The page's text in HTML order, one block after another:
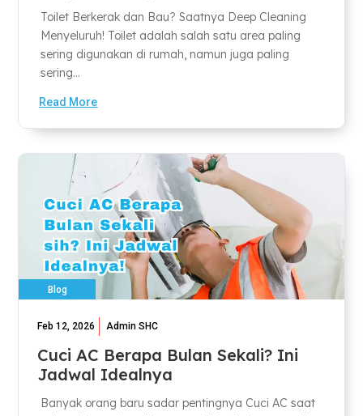
Toilet Berkerak dan Bau? Saatnya Deep Cleaning
Menyeluruh! Toilet adalah salah satu area paling
sering digunakan di rumah, namun juga paling
sering...
Read More
Blog
Feb 12, 2026 Admin SHC
Cuci AC Berapa Bulan Sekali? Ini
Jadwal Idealnya
Banyak orang baru sadar pentingnya Cuci AC saat